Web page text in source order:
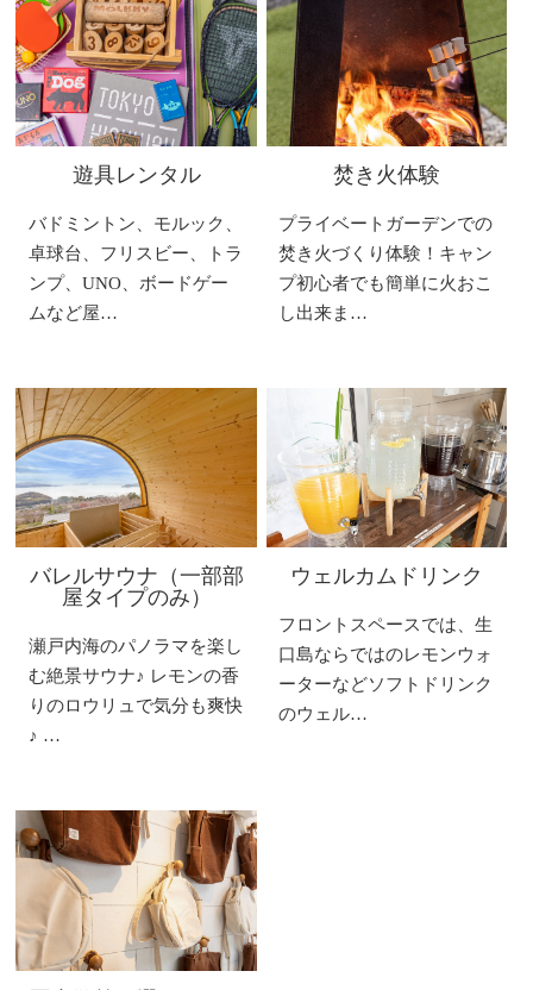
遊具レンタル
バドミントン、モルック、
卓球台、フリスビー、トラ
ンプ、UNO、ボードゲー
ムなど屋…
焚き火体験
プライベートガーデンでの
焚き火づくり体験！キャン
プ初心者でも簡単に火おこ
し出来ま…
バレルサウナ（一部部
屋タイプのみ）
瀬戸内海のパノラマを楽し
む絶景サウナ♪ レモンの香
りのロウリュで気分も爽快
♪ …
ウェルカムドリンク
フロントスペースでは、生
口島ならではのレモンウォ
ーターなどソフトドリンク
のウェル…